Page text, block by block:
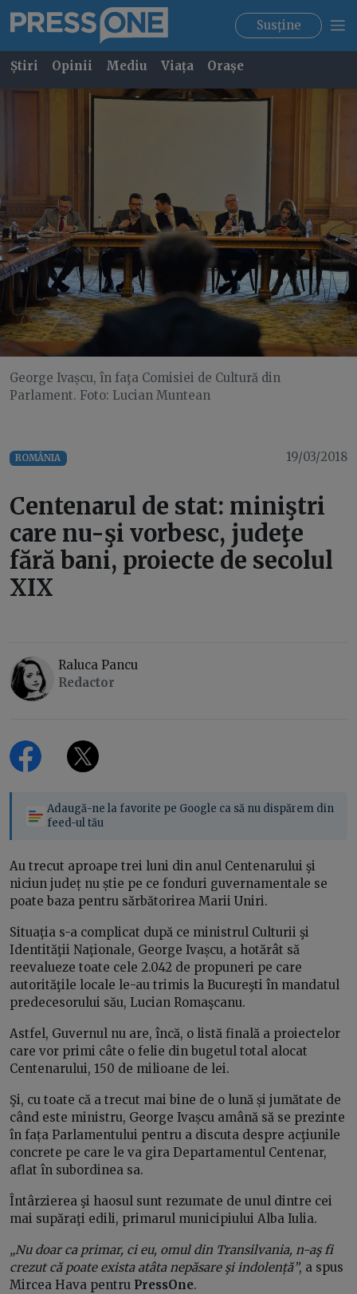
Susține
Știri Opinii Mediu Viața Orașe
George Ivașcu, în faţa Comisiei de Cultură din
Parlament. Foto: Lucian Muntean
ROMÂNIA 19/03/2018
Centenarul de stat: miniştri
care nu-şi vorbesc, judeţe
fără bani, proiecte de secolul
XIX
Raluca Pancu
Redactor
Adaugă-ne la favorite pe Google ca să nu dispărem din
feed-ul tău
Au trecut aproape trei luni din anul Centenarului şi
niciun județ nu știe pe ce fonduri guvernamentale se
poate baza pentru sărbătorirea Marii Uniri.
Situaţia s-a complicat după ce ministrul Culturii şi
Identităţii Naţionale, George Ivașcu, a hotărât să
reevalueze toate cele 2.042 de propuneri pe care
autorităţile locale le-au trimis la Bucureşti în mandatul
predecesorului său, Lucian Romaşcanu.
Astfel, Guvernul nu are, încă, o listă finală a proiectelor
care vor primi câte o felie din bugetul total alocat
Centenarului, 150 de milioane de lei.
Şi, cu toate că a trecut mai bine de o lună și jumătate de
când este ministru, George Ivașcu amână să se prezinte
în fața Parlamentului pentru a discuta despre acţiunile
concrete pe care le va gira Departamentul Centenar,
aflat în subordinea sa.
Întârzierea şi haosul sunt rezumate de unul dintre cei
mai supăraţi edili, primarul municipiului Alba Iulia.
„Nu doar ca primar, ci eu, omul din Transilvania, n-aş fi
crezut că poate exista atâta nepăsare şi indolență”, a spus
Mircea Hava pentru PressOne.